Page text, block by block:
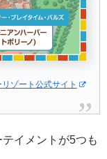
ゾート公式サイト
イメントが5つも